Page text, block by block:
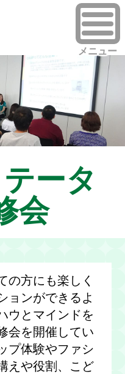
ータ
会
の方にも楽しく
ョンができるよ
ウとマインドを
会を開催してい
プ体験やファシ
えや役割、こど